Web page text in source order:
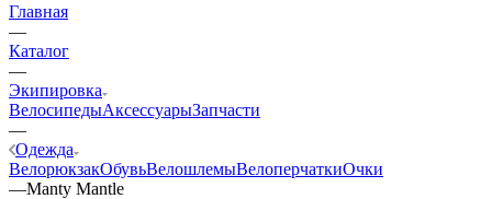
Главная
—
Каталог
—
Экипировка
ВелосипедыАксессуарыЗапчасти
—
Одежда
ВелорюкзакОбувьВелошлемыВелоперчаткиОчки
—Manty Mantle